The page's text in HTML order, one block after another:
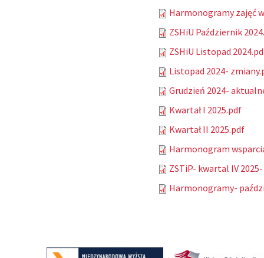
Harmonogramy zajęć
ZSHiU Październik
ZSHiU Listopad
Listopad 2024-
Grudzień 2024-
Kwartał I 2025.pdf
Kwartał II 2025.pdf
Harmonogram
ZSTiP- kwartal IV
Harmonogramy-